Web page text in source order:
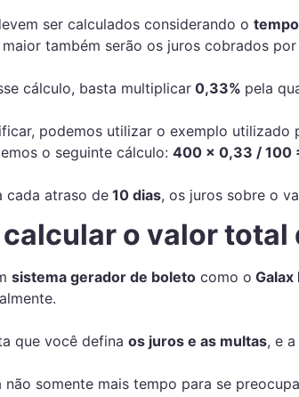
ser calculados considerando o
também serão os juros cobrados
cálculo, basta multiplicar 0,33% pela
podemos utilizar o exemplo
o seguinte cálculo: 400 x 0,33 / 100
cada atraso de 10 dias, os juros sobre o
o valor
sistema gerador de boleto como o Galax
que você defina os juros e as multas, e
não somente mais tempo para se